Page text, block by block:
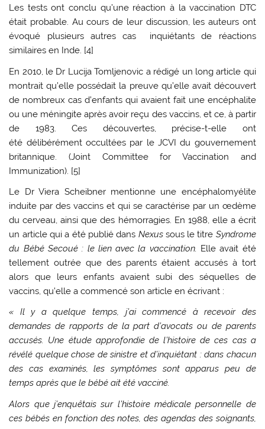
Les tests ont conclu qu’une réaction à la vaccination DTC
était probable. Au cours de leur discussion, les auteurs ont
évoqué plusieurs autres cas inquiétants de réactions
similaires en Inde. [4]
En 2010, le Dr Lucija Tomljenovic a rédigé un long article qui
montrait qu’elle possédait la preuve qu’elle avait découvert
de nombreux cas d’enfants qui avaient fait une encéphalite
ou une méningite après avoir reçu des vaccins, et ce, à partir
de 1983. Ces découvertes, précise-t-elle ont
été délibérément occultées par le JCVI du gouvernement
britannique. (Joint Committee for Vaccination and
Immunization). [5]
Le Dr Viera Scheibner mentionne une encéphalomyélite
induite par des vaccins et qui se caractérise par un œdème
du cerveau, ainsi que des hémorragies. En 1988, elle a écrit
un article qui a été publié dans Nexussous le titre Syndrome
du Bébé Secoué : le lien avec la vaccination. Elle avait été
tellement outrée que des parents étaient accusés à tort
alors que leurs enfants avaient subi des séquelles de
vaccins, qu’elle a commencé son article en écrivant :
« Il y a quelque temps, j’ai commencé à recevoir des
demandes de rapports de la part d’avocats ou de parents
accusés. Une étude approfondie de l’histoire de ces cas a
révélé quelque chose de sinistre et d’inquiétant : dans chacun
des cas examinés, les symptômes sont apparus peu de
temps après que le bébé ait été vacciné.
Alors que j’enquêtais sur l’histoire médicale personnelle de
ces bébés en fonction des notes, des agendas des soignants,